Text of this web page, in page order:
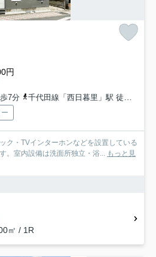
円
7分
千代田線「西日暮里」駅 徒歩7分
ク・TVインターホンなどを設置している
。室内設備は洗面所独立・浴... もっと見
㎡ / 1R